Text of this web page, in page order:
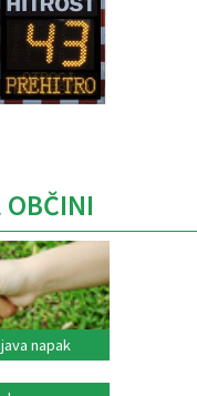
OBČINI
napak